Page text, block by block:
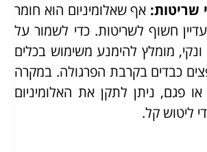
שריטות: אף שאלומיניום הוא חומר
חשוף לשריטות. כדי לשמור על
מומלץ להימנע משימוש בכלים
כבדים בקרבת הפרגולה. במקרה
פגם, ניתן לתקן את האלומיניום
ליטוש קל.